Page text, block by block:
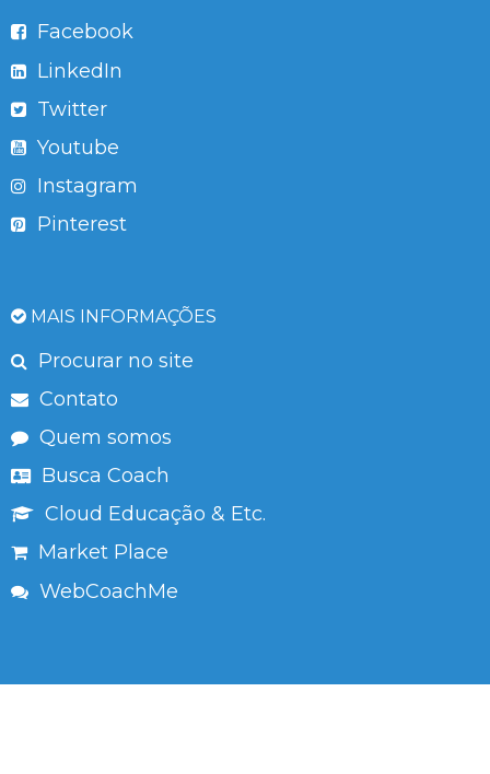
Facebook
LinkedIn
Twitter
Youtube
Instagram
Pinterest
MAIS INFORMAÇÕES
Procurar no site
Contato
Quem somos
Busca Coach
Cloud Educação & Etc.
Market Place
WebCoachMe